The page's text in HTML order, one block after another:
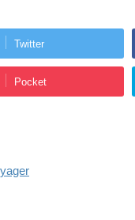
Twitter
Pocket
yager